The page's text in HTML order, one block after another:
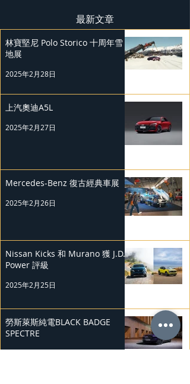
最新文章
林寶堅尼 Polo Storico 十周年雪
地展
2025年2月28日
上汽奧迪A5L
2025年2月27日
Mercedes-Benz 復古經典車展
2025年2月26日
Nissan Kicks 和 Murano 獲 J.D.
Power 評級
2025年2月25日
勞斯萊斯純電BLACK BADGE
SPECTRE